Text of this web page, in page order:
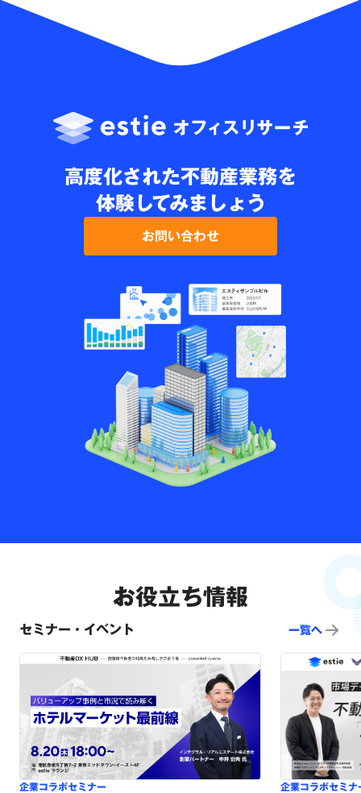
高度化された不動産業務を
体験してみましょう
お問い合わせ
お役立ち情報
セミナー・イベント 一覧へ
企業コラボセミナー 企業コラボセミナ